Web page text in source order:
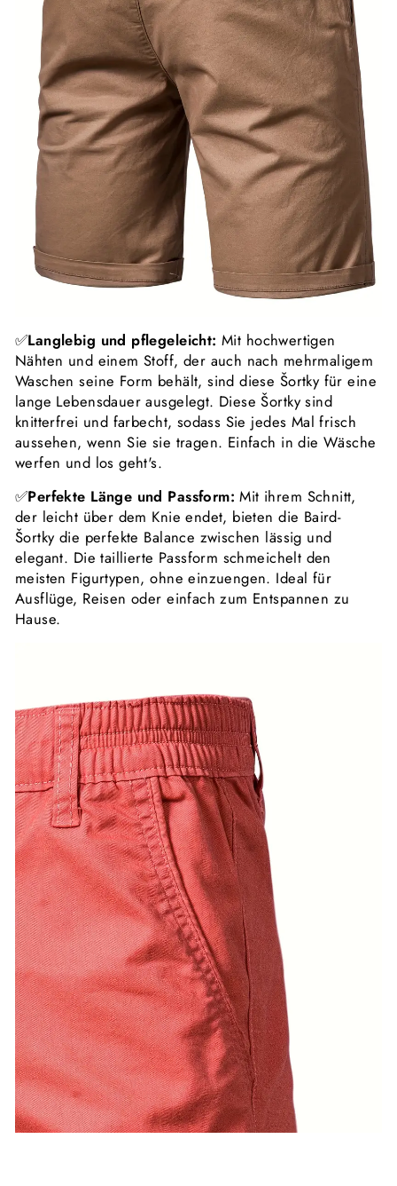
✅Langlebig und pflegeleicht: Mit hochwertigen
Nähten und einem Stoff, der auch nach mehrmaligem
Waschen seine Form behält, sind diese Šortky für eine
lange Lebensdauer ausgelegt. Diese Šortky sind
knitterfrei und farbecht, sodass Sie jedes Mal frisch
aussehen, wenn Sie sie tragen. Einfach in die Wäsche
werfen und los geht's.
✅Perfekte Länge und Passform: Mit ihrem Schnitt,
der leicht über dem Knie endet, bieten die Baird-
Šortky die perfekte Balance zwischen lässig und
elegant. Die taillierte Passform schmeichelt den
meisten Figurtypen, ohne einzuengen. Ideal für
Ausflüge, Reisen oder einfach zum Entspannen zu
Hause.